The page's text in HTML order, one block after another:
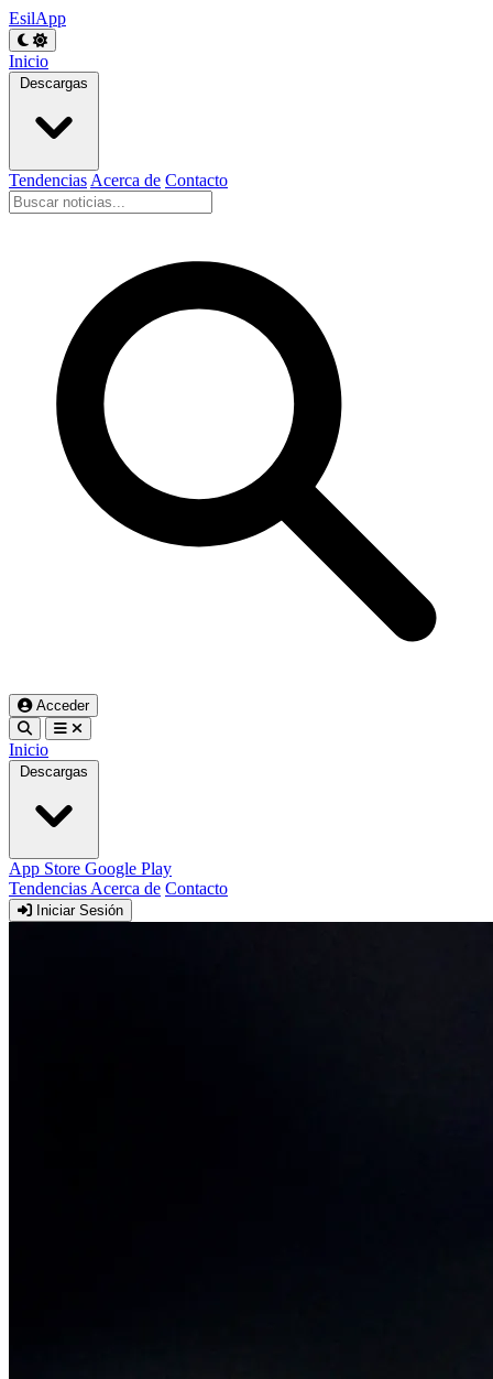
EsilApp
Inicio
Descargas
Tendencias Acerca de Contacto
Acceder
Inicio
Descargas
App Store Google Play
Tendencias Acerca de Contacto
Iniciar Sesión